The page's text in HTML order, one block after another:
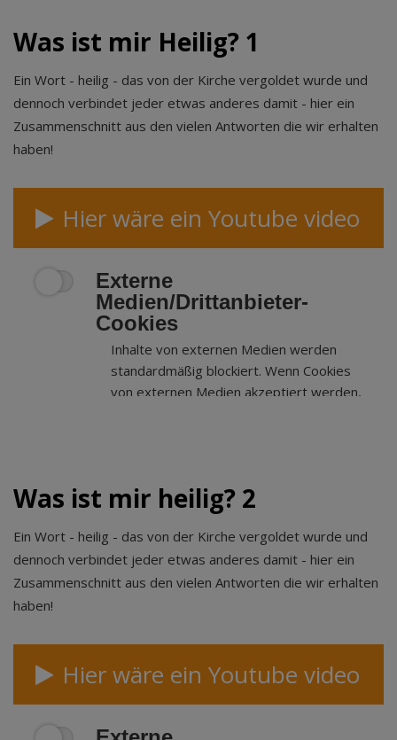
Was ist mir Heilig? 1
Ein Wort - heilig - das von der Kirche vergoldet wurde und
dennoch verbindet jeder etwas anderes damit - hier ein
Zusammenschnitt aus den vielen Antworten die wir erhalten
haben!
Hier wäre ein Youtube video
Externe
Medien/Drittanbieter-
Cookies
Inhalte von externen Medien werden
standardmäßig blockiert. Wenn Cookies
von externen Medien akzeptiert werden,
Was ist mir heilig? 2
Ein Wort - heilig - das von der Kirche vergoldet wurde und
dennoch verbindet jeder etwas anderes damit - hier ein
Zusammenschnitt aus den vielen Antworten die wir erhalten
haben!
Hier wäre ein Youtube video